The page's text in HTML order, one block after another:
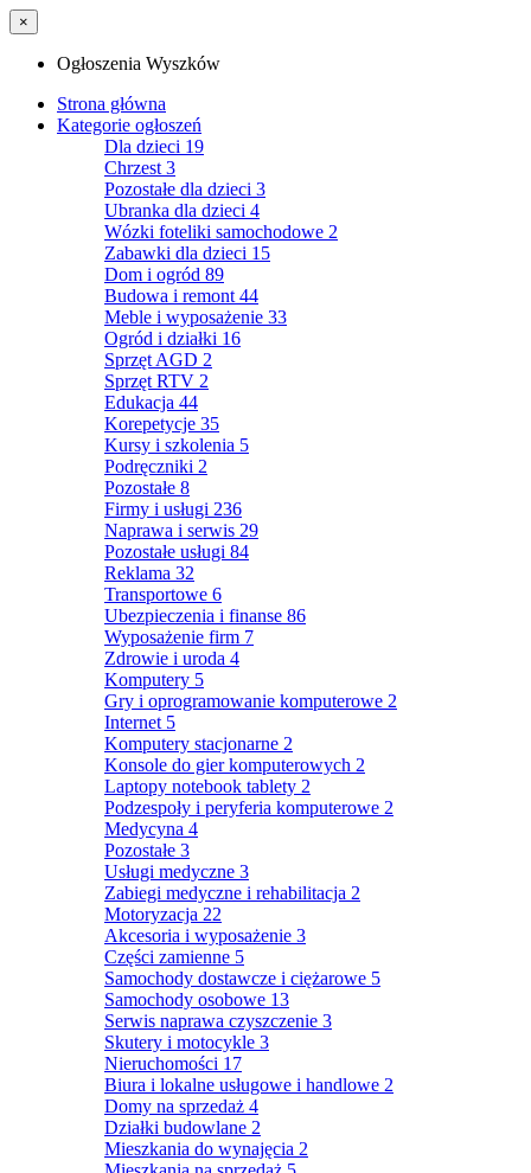
×
Ogłoszenia Wyszków
Strona główna
Kategorie ogłoszeń
Dla dzieci 19
Chrzest 3
Pozostałe dla dzieci 3
Ubranka dla dzieci 4
Wózki foteliki samochodowe 2
Zabawki dla dzieci 15
Dom i ogród 89
Budowa i remont 44
Meble i wyposażenie 33
Ogród i działki 16
Sprzęt AGD 2
Sprzęt RTV 2
Edukacja 44
Korepetycje 35
Kursy i szkolenia 5
Podręczniki 2
Pozostałe 8
Firmy i usługi 236
Naprawa i serwis 29
Pozostałe usługi 84
Reklama 32
Transportowe 6
Ubezpieczenia i finanse 86
Wyposażenie firm 7
Zdrowie i uroda 4
Komputery 5
Gry i oprogramowanie komputerowe 2
Internet 5
Komputery stacjonarne 2
Konsole do gier komputerowych 2
Laptopy notebook tablety 2
Podzespoły i peryferia komputerowe 2
Medycyna 4
Pozostałe 3
Usługi medyczne 3
Zabiegi medyczne i rehabilitacja 2
Motoryzacja 22
Akcesoria i wyposażenie 3
Części zamienne 5
Samochody dostawcze i ciężarowe 5
Samochody osobowe 13
Serwis naprawa czyszczenie 3
Skutery i motocykle 3
Nieruchomości 17
Biura i lokalne usługowe i handlowe 2
Domy na sprzedaż 4
Działki budowlane 2
Mieszkania do wynajęcia 2